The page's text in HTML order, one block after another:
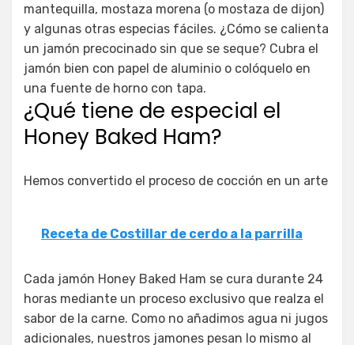
mantequilla, mostaza morena (o mostaza de dijon)
y algunas otras especias fáciles. ¿Cómo se calienta
un jamón precocinado sin que se seque? Cubra el
jamón bien con papel de aluminio o colóquelo en
una fuente de horno con tapa.
¿Qué tiene de especial el
Honey Baked Ham?
Hemos convertido el proceso de cocción en un arte
Receta de Costillar de cerdo a la parrilla
Cada jamón Honey Baked Ham se cura durante 24
horas mediante un proceso exclusivo que realza el
sabor de la carne. Como no añadimos agua ni jugos
adicionales, nuestros jamones pesan lo mismo al